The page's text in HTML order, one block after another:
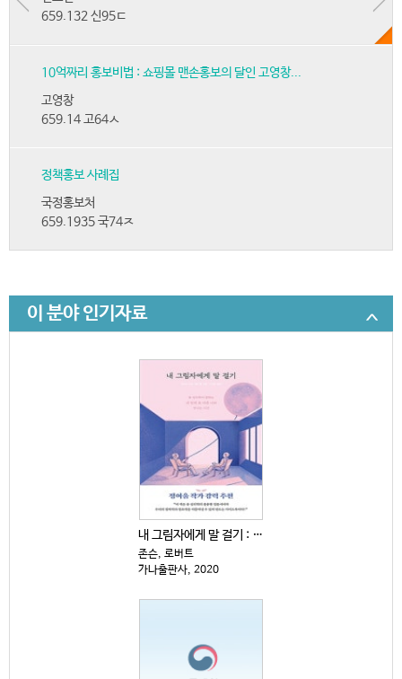
659.132 신95ㄷ
10억짜리 홍보비법 : 쇼핑몰 맨손홍보의 달인 고영창...
고영창
659.14 고64ㅅ
정책홍보 사례집
국정홍보처
659.1935 국74ㅈ
이 분야 인기자료
내 그림자에게 말 걸기 : 융 심리학이 말하는 내 안의...
존슨, 로버트
가나출판사, 2020